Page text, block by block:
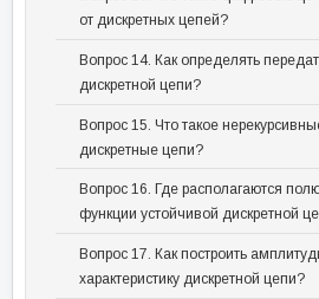
от дискретных цепей?
Вопрос 14. Как определять
дискретной цепи?
Вопрос 15. Что такое
дискретные цепи?
Вопрос 16. Где располагаются
функции устойчивой дискретной
Вопрос 17. Как построить
характеристику дискретной цепи?